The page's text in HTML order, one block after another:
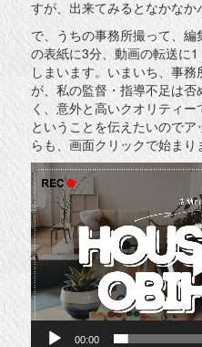
すが、出来てみるとなかなか
で、うちの事務所撮って、
の表紙に3分、動画の転送に
しまいます。いまいち、事
が、私の監督・指導不足は
く、意外と高いクオリティ
ということを伝えたいので
らも、画面クリックで始まり
動
画
プ
レ
ー
ヤ
ー
00:00